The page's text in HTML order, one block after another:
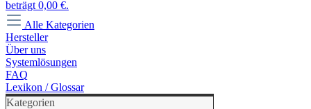
beträgt 0,00 €.
Alle Kategorien
Hersteller
Über uns
Systemlösungen
FAQ
Lexikon / Glossar
Kategorien